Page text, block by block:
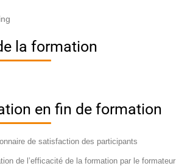
la formation
en fin de formation
de satisfaction des participants
de l’efficacité de la formation par le formateur